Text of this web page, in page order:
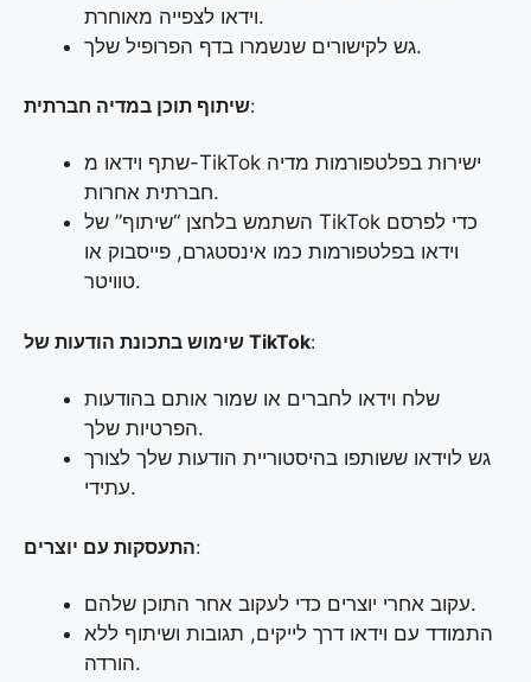
וידאו לצפייה מאוחרת.
גש לקישורים שנשמרו בדף הפרופיל שלך.
שיתוף תוכן במדיה חברתית:
שתף וידאו מ-TikTok ישירות בפלטפורמות מדיה
חברתית אחרות.
השתמש בלחצן “שיתוף” של TikTok כדי לפרסם
וידאו בפלטפורמות כמו אינסטגרם, פייסבוק או
טוויטר.
שימוש בתכונת הודעות של TikTok:
שלח וידאו לחברים או שמור אותם בהודעות
הפרטיות שלך.
גש לוידאו ששותפו בהיסטוריית הודעות שלך לצורך
עתידי.
התעסקות עם יוצרים:
עקוב אחרי יוצרים כדי לעקוב אחר התוכן שלהם.
התמודד עם וידאו דרך לייקים, תגובות ושיתוף ללא
הורדה.